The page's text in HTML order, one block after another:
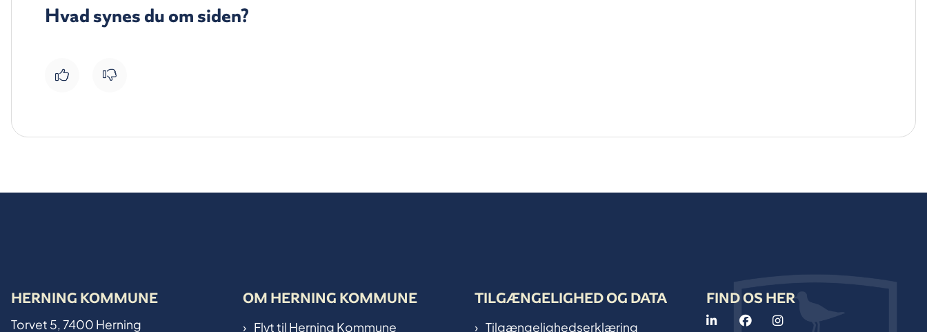
Hvad synes du om siden?
HERNING KOMMUNE
Torvet 5, 7400 Herning
OM HERNING KOMMUNE
Flyt til Herning Kommune
TILGÆNGELIGHED OG DATA
Tilgængelighedserklæring
FIND OS HER